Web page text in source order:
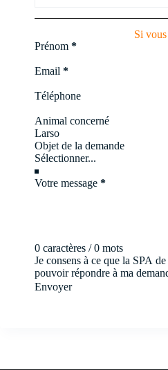
Si
Section
Prénom *
Email *
Téléphone
Animal concerné
Objet de la demande
Votre message *
0 caractères / 0 mots
Je consens à ce que la SPA
pouvoir répondre à ma
Envoyer